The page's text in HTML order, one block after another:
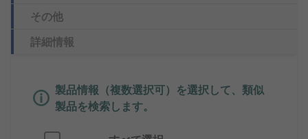
その他
詳細情報
製品情報（複数選択可）を選択して、類似
製品を検索します。